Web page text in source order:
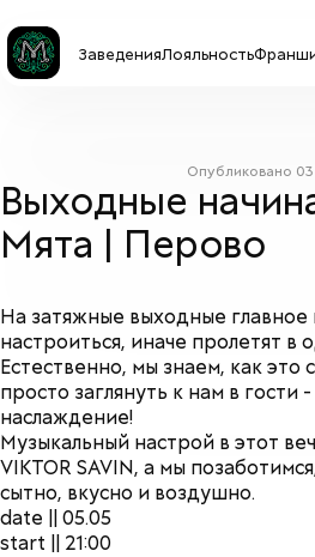
ЗаведенияЛояльность
Опубликовано
Выходные
Мята | Перово
На затяжные выходные главное
настроиться, иначе пролетят в
Естественно, мы знаем, как это
просто заглянуть к нам в гости -
наслаждение!
Музыкальный настрой в этот
VIKTOR SAVIN, а мы
сытно, вкусно и воздушно.
date || 05.05
start || 21:00